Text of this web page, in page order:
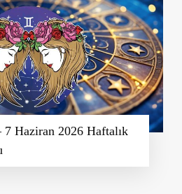
Haziran 2026 Haftalık